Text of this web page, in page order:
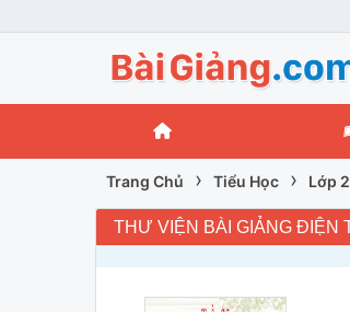
Trang Chủ › Tiểu Học › Lớp 2
THƯ VIỆN BÀI GIẢNG ĐIỆN